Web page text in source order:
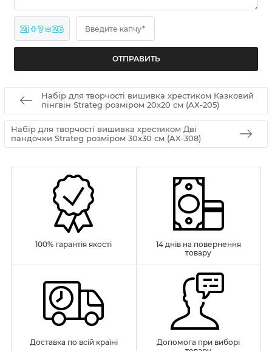
21 + ? = 26 Введите капчу*
Набір для творчості вишивка хрестиком Казковий
пінгвін Strateg розміром 20х20 см (AX-205)
Набір для творчості вишивка хрестиком Дві
пандочки Strateg розміром 30х30 см (AX-308)
100% гарантія якості
14 днів на повернення
товару
Доставка по всій країні
Допомога при виборі